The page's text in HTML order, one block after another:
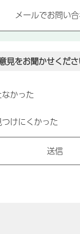
見をお聞かせくだ
かった
けにくかった